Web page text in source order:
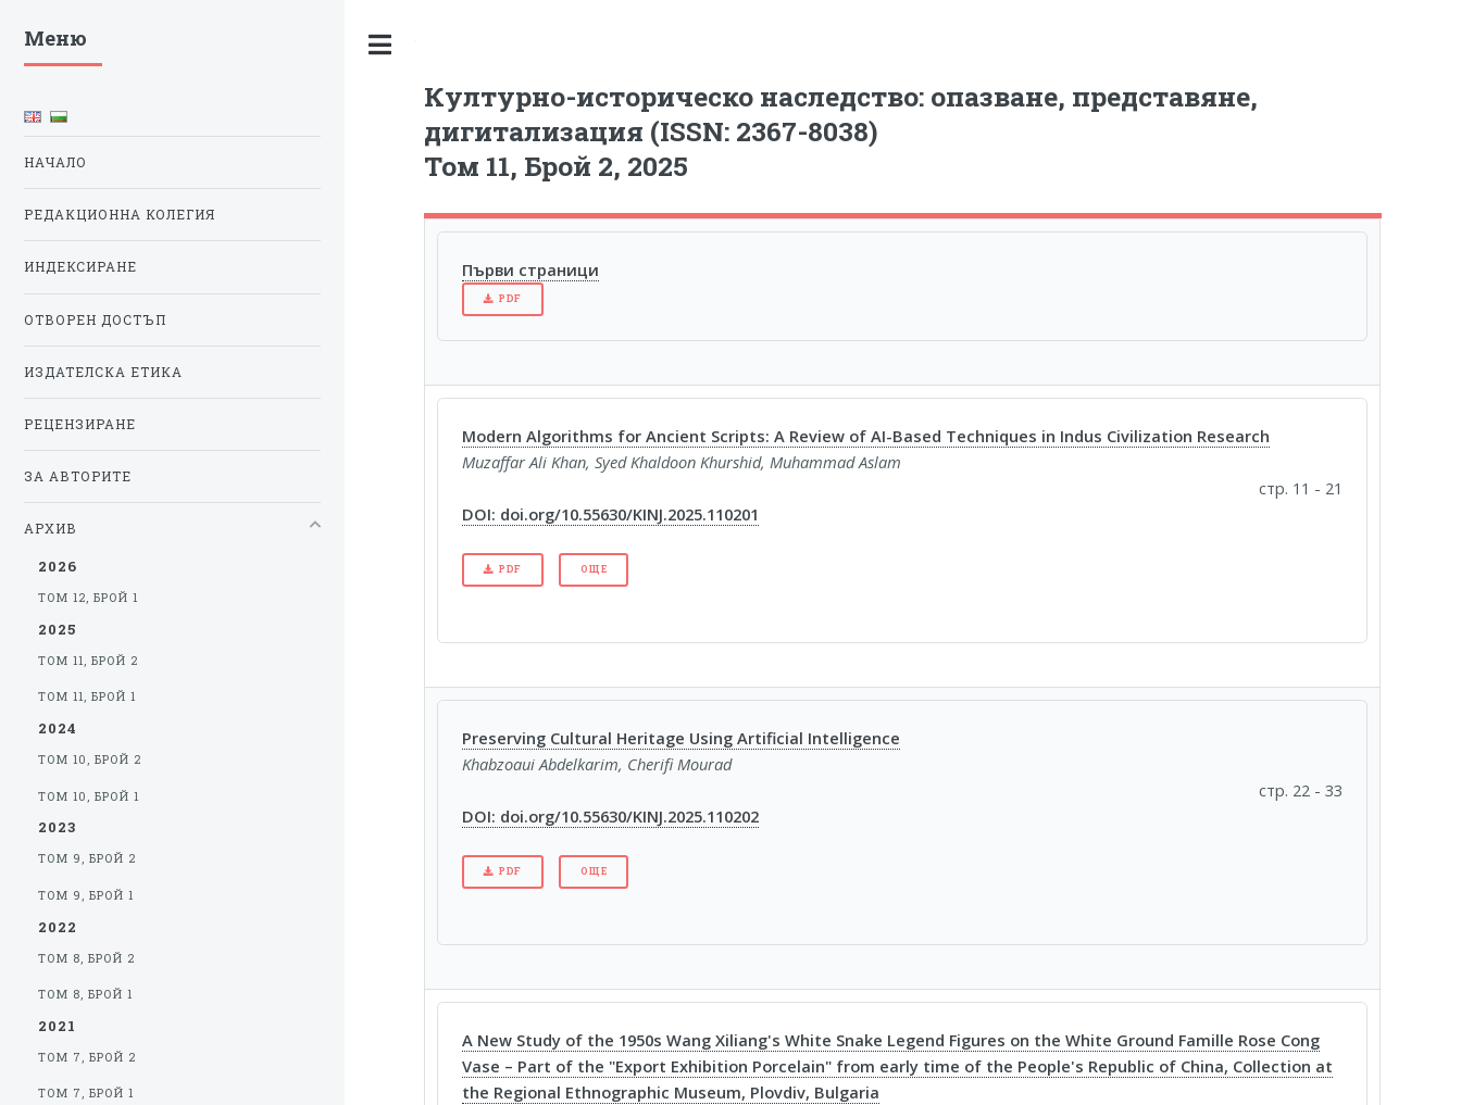
Меню
НАЧАЛО
РЕДАКЦИОННА КОЛЕГИЯ
ИНДЕКСИРАНЕ
ОТВОРЕН ДОСТЪП
ИЗДАТЕЛСКА ЕТИКА
РЕЦЕНЗИРАНЕ
ЗА АВТОРИТЕ
АРХИВ
2026
ТОМ 12, БРОЙ 1
2025
ТОМ 11, БРОЙ 2
ТОМ 11, БРОЙ 1
2024
ТОМ 10, БРОЙ 2
ТОМ 10, БРОЙ 1
2023
ТОМ 9, БРОЙ 2
ТОМ 9, БРОЙ 1
2022
ТОМ 8, БРОЙ 2
ТОМ 8, БРОЙ 1
2021
ТОМ 7, БРОЙ 2
ТОМ 7, БРОЙ 1
Културно-историческо наследство: опазване, представяне,
дигитализация (ISSN: 2367-8038)
Том 11, Брой 2, 2025
Първи страници
PDF
Modern Algorithms for Ancient Scripts: A Review of AI-Based Techniques in Indus Civilization Research
Muzaffar Ali Khan, Syed Khaldoon Khurshid, Muhammad Aslam
стр. 11 - 21
DOI: doi.org/10.55630/KINJ.2025.110201
PDF ОЩЕ
Preserving Cultural Heritage Using Artificial Intelligence
Khabzoaui Abdelkarim, Cherifi Mourad
стр. 22 - 33
DOI: doi.org/10.55630/KINJ.2025.110202
PDF ОЩЕ
A New Study of the 1950s Wang Xiliang's White Snake Legend Figures on the White Ground Famille Rose Cong
Vase – Part of the "Export Exhibition Porcelain" from early time of the People's Republic of China, Collection at
the Regional Ethnographic Museum, Plovdiv, Bulgaria